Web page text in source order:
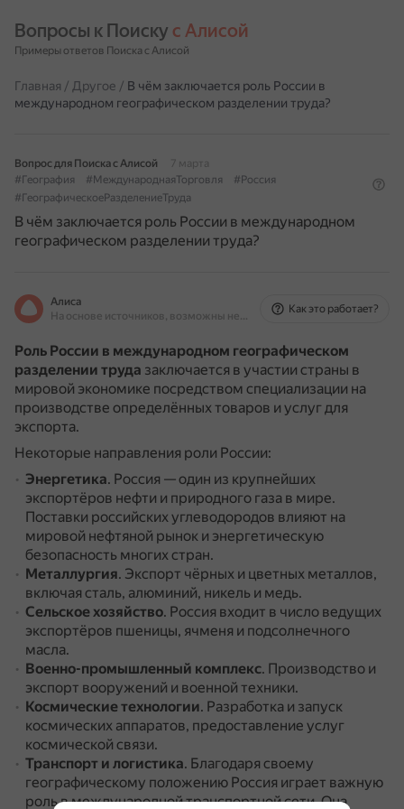
Вопросы к Поиску с Алисой
Примеры ответов Поиска с Алисой
Главная / Другое / В чём заключается роль России в
международном географическом разделении труда?
Вопрос для Поиска с Алисой
7 марта
#География
#МеждународнаяТорговля
#Россия
#ГеографическоеРазделениеТруда
В чём заключается роль России в международном
географическом разделении труда?
Алиса
На основе источников, возможны неточности
Как это работает?
Роль России в международном географическом
разделении труда заключается в участии страны в
мировой экономике посредством специализации на
производстве определённых товаров и услуг для
экспорта.
Некоторые направления роли России:
Энергетика. Россия — один из крупнейших
экспортёров нефти и природного газа в мире.
Поставки российских углеводородов влияют на
мировой нефтяной рынок и энергетическую
безопасность многих стран.
Металлургия. Экспорт чёрных и цветных металлов,
включая сталь, алюминий, никель и медь.
Сельское хозяйство. Россия входит в число ведущих
экспортёров пшеницы, ячменя и подсолнечного
масла.
Военно-промышленный комплекс. Производство и
экспорт вооружений и военной техники.
Космические технологии. Разработка и запуск
космических аппаратов, предоставление услуг
космической связи.
Транспорт и логистика. Благодаря своему
географическому положению Россия играет важную
роль в международной транспортной сети.Она